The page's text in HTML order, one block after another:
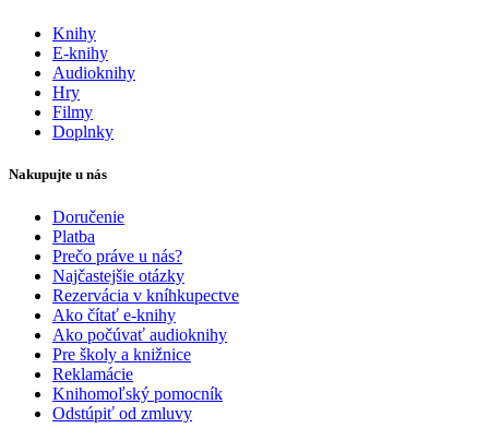
Knihy
E-knihy
Audioknihy
Hry
Filmy
Doplnky
Nakupujte u nás
Doručenie
Platba
Prečo práve u nás?
Najčastejšie otázky
Rezervácia v kníhkupectve
Ako čítať e-knihy
Ako počúvať audioknihy
Pre školy a knižnice
Reklamácie
Knihomoľský pomocník
Odstúpiť od zmluvy